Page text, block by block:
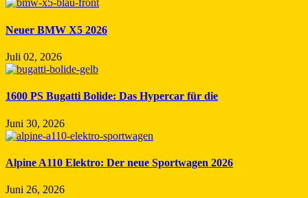
Neuer BMW X5 2026
Juli 02, 2026
1600 PS Bugatti Bolide: Das Hypercar für die
Juni 30, 2026
Alpine A110 Elektro: Der neue Sportwagen 2026
Juni 26, 2026